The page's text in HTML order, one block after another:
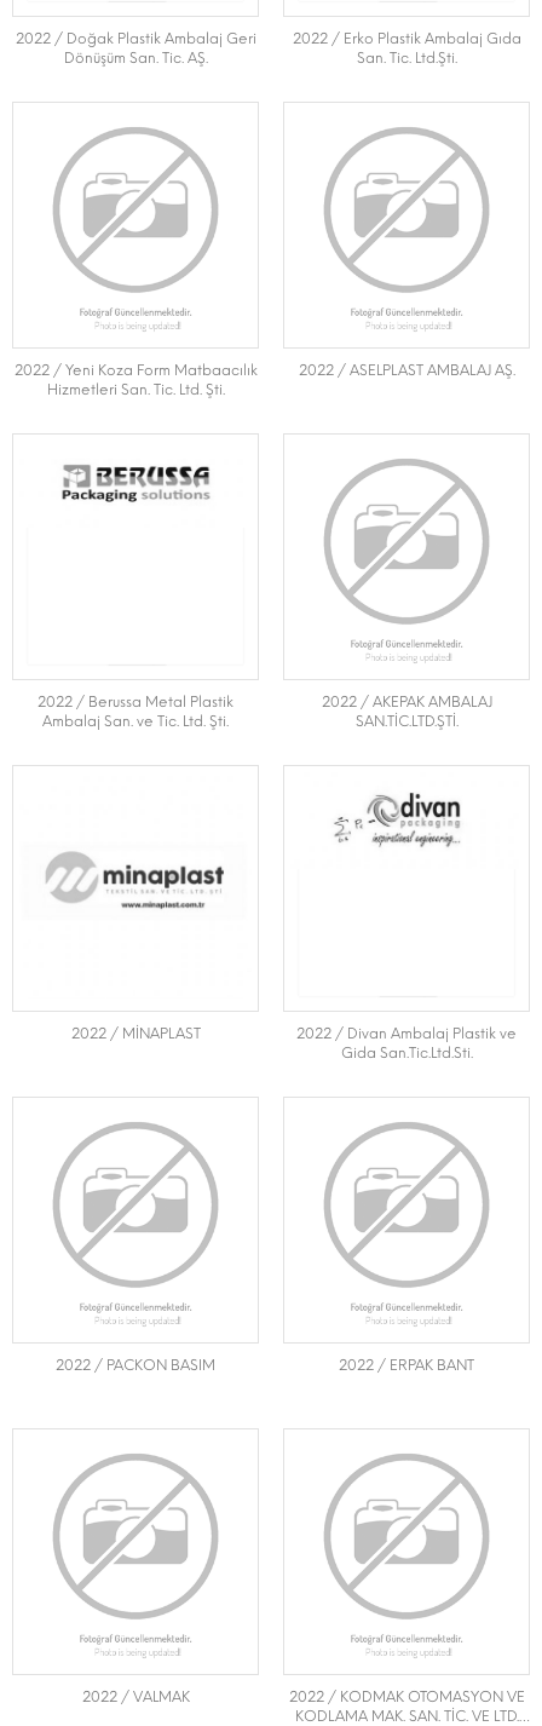
2022 / Doğak Plastik Ambalaj Geri
Dönüşüm San. Tic. AŞ.
2022 / Erko Plastik Ambalaj Gıda
San. Tic. Ltd.Şti.
2022 / Yeni Koza Form Matbaacılık
Hizmetleri San. Tic. Ltd. Şti.
2022 / ASELPLAST AMBALAJ AŞ.
2022 / Berussa Metal Plastik
Ambalaj San. ve Tic. Ltd. Şti.
2022 / AKEPAK AMBALAJ
SAN.TİC.LTD.ŞTİ.
2022 / MİNAPLAST
2022 / Divan Ambalaj Plastik ve
Gida San.Tic.Ltd.Sti.
2022 / PACKON BASIM 2022 / ERPAK BANT
2022 / VALMAK
2022 / KODMAK OTOMASYON VE
KODLAMA MAK. SAN. TİC. VE LTD.